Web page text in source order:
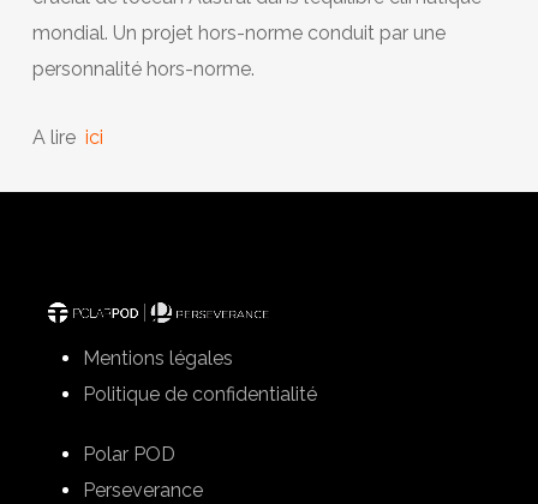
mondial. Un projet hors-norme conduit par une
personnalité hors-norme.
A lire ici
Mentions légales
Politique de confidentialité
Polar POD
Perseverance